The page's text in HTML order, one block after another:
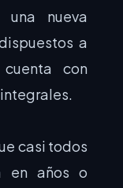
nueva
a
con
casi todos
en años o